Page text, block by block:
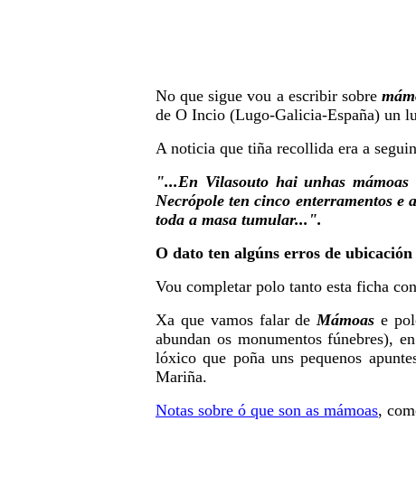
No que sigue vou a escribir sobre
de O Incio (Lugo-Galicia-España) un
A noticia que tiña recollida era a
"...En Vilasouto hai unhas
Necrópole ten cinco enterramentos e
toda a masa tumular...".
O dato ten algúns erros de
Vou completar polo tanto esta ficha
Xa que vamos falar deMámoas e
abundan os monumentos fúnebres),
lóxico que poña uns pequenos
Mariña.
Notas sobre ó que son as mámoas,